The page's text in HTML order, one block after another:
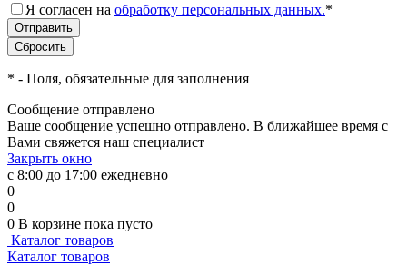
Я согласен на обработку персональных данных.*
* - Поля, обязательные для заполнения
Сообщение отправлено
Ваше сообщение успешно отправлено. В ближайшее время с
Вами свяжется наш специалист
Закрыть окно
с 8:00 до 17:00 ежедневно
0
0
0 В корзине пока пусто
Каталог товаров
Каталог товаров